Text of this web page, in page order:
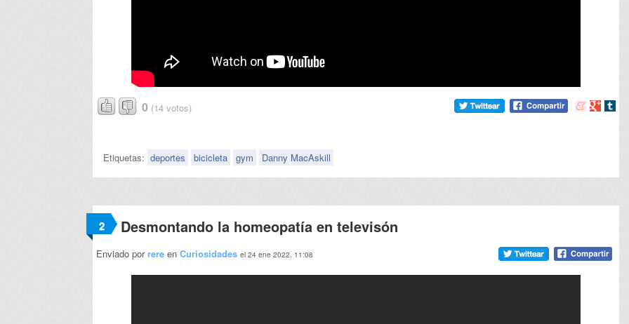
0 (14 votos)
Compartir
Etiquetas: deportes bicicleta gym Danny MacAskill
2 Desmontando la homeopatía en televisón
Enviado porrere en Curiosidades el 24 ene 2022, 11:08